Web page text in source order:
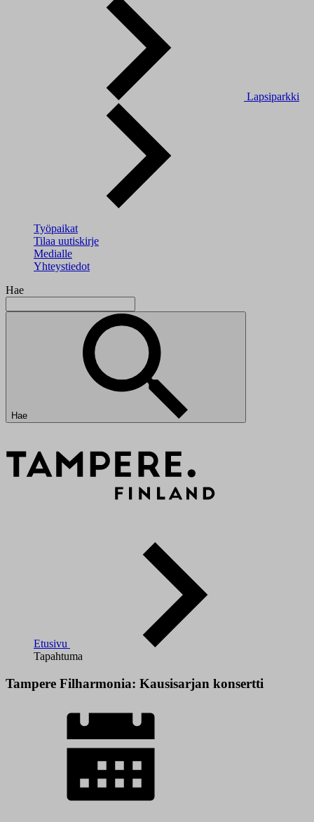
Lapsiparkki
Työpaikat
Tilaa uutiskirje
Medialle
Yhteystiedot
Hae
Hae
Etusivu
Tapahtuma
Tampere Filharmonia: Kausisarjan konsertti